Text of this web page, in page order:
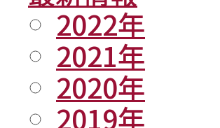
2022年
2021年
2020年
2019年